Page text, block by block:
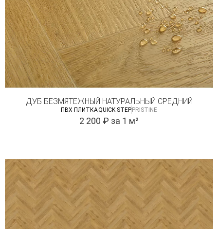
ДУБ БЕЗМЯТЕЖНЫЙ НАТУРАЛЬНЫЙ CРЕДНИЙ
ПВХ ПЛИТКАQUICK STEP PRISTINE
2 200 ₽ за 1 м²